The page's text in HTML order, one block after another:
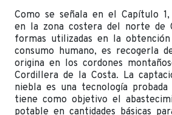
Como se señala en el Capítulo
en la zona costera del norte de
formas utilizadas en la
consumo humano, es recogerla
origina en los cordones
Cordillera de la Costa. La
niebla es una tecnología
tiene como objetivo el
potable en cantidades básicas